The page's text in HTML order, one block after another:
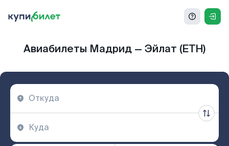
Авиабилеты Мадрид — Эйлат (ETH)